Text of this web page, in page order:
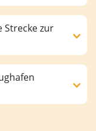
Strecke zur